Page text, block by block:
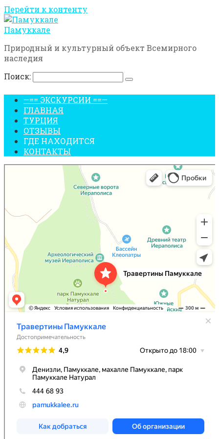
Перейти к контенту
Памуккале
Природный и культурный объект Всемирного
наследия
Поиск:
—== ЭКСКУРСИИ ==—
ГЛАВНАЯ
ТУРЦИЯ
ОТЗЫВЫ
ГДЕ НАХОДИТСЯ
КОНТАКТЫ
Травертины Памуккале
Достопримечательность в Памуккале